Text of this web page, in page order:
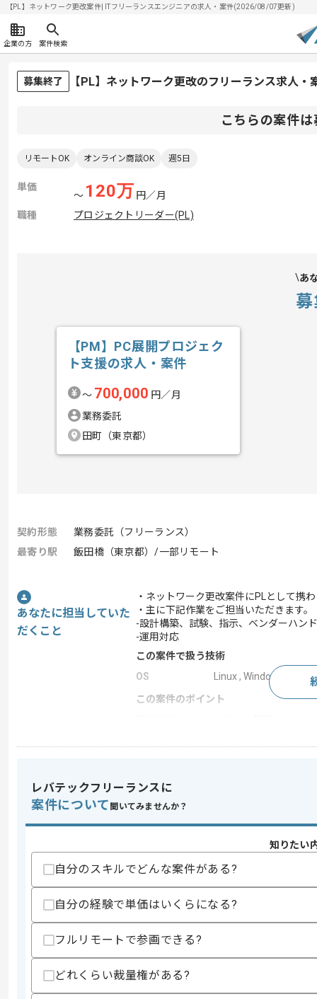
【PL】ネットワーク更改案件| ITフリーランスエンジニアの求人・案件(2026/08/07更新)
企業の方 案件検索
募集終了 【PL】ネットワーク更改のフリーランス求人・
こちらの案件
リモートOK オンライン商談OK 週5日
単価
〜 120万 円／月
職種
プロジェクトリーダー(PL)
あ
【PM】PC展開プロジェク
ト支援の求人・案件
〜 700,000 円／月
業務委託
田町（東京都）
契約形態
業務委託（フリーランス）
最寄り駅
飯田橋（東京都）/一部リモート
あなたに担当していた
だくこと
・ネットワーク更改案件にPLとして携
・主に下記作業をご担当いただきます。
-設計構築、試験、指示、ベンダーハン
-運用対応
この案件で扱う技術
OS
Linux , Windows
この案件のポイント
スキル
求めるスキル
・基本設計書を読み解き、詳細設計に落
・無線LANシステムの構築経験
・物理と論理構成図の作成経験
歓迎スキル
・下記いずれかの経験
-Windows、Linux、仮想基盤、バック
・文教系もしくは公共系での初期案件参
スキルに不安がある方へ
上記に似た経験やスキルをお持ちであれば申
レバテックフリーランスに
案件について 聞いてみませんか？
知りたい
自分のスキルでどんな案件がある?
自分の経験で単価はいくらになる?
フルリモートで参画できる?
どれくらい裁量権がある?